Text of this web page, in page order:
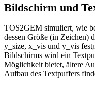
Bildschirm und
TOS2GEM simuliert, wie
dessen Größe (in Zeichen)
y_size, x_vis und y_vis
Bildschirms wird ein
Möglichkeit bietet, ältere
Aufbau des Textpuffers